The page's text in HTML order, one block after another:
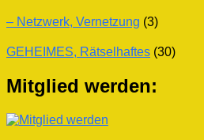
– Netzwerk, Vernetzung (3)
GEHEIMES, Rätselhaftes (30)
Mitglied werden: